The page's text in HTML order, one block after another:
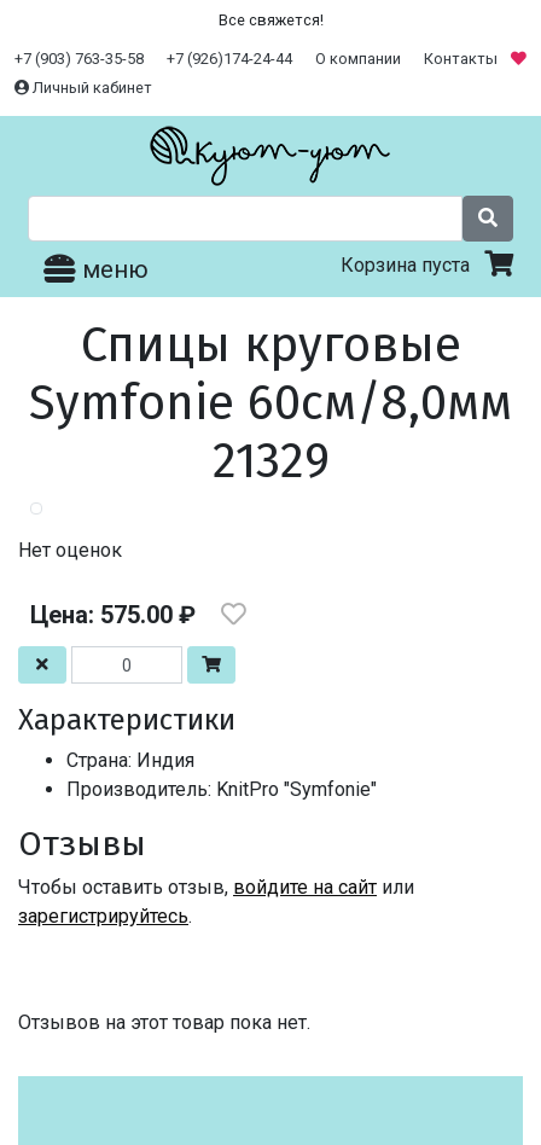
Все свяжется!
+7 (903) 763-35-58 +7 (926)174-24-44 О компании
Контакты
Личный кабинет
меню Корзина пуста
Спицы круговые
Symfonie 60см/8,0мм
21329
Нет оценок
Цена: 575.00 ₽
Характеристики
Страна: Индия
Производитель: KnitPro "Symfonie"
Отзывы
Чтобы оставить отзыв, войдите на сайт или
зарегистрируйтесь.
Отзывов на этот товар пока нет.